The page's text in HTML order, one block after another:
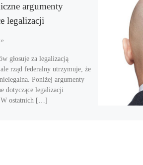
argumenty
legalizacji
głosuje za legalizacją
rząd federalny utrzymuje, że
Poniżej argumenty
dotyczące legalizacji
W ostatnich […]